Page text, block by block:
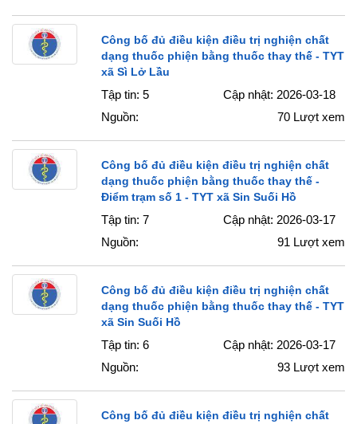
Công bố đủ điều kiện điều trị nghiện chất
dạng thuốc phiện bằng thuốc thay thế - TYT
xã Sì Lở Lầu
Tập tin: 5
Cập nhật: 2026-03-18
Nguồn:
70 Lượt xem
Công bố đủ điều kiện điều trị nghiện chất
dạng thuốc phiện bằng thuốc thay thế -
Điểm trạm số 1 - TYT xã Sin Suối Hồ
Tập tin: 7
Cập nhật: 2026-03-17
Nguồn:
91 Lượt xem
Công bố đủ điều kiện điều trị nghiện chất
dạng thuốc phiện bằng thuốc thay thế - TYT
xã Sin Suối Hồ
Tập tin: 6
Cập nhật: 2026-03-17
Nguồn:
93 Lượt xem
Công bố đủ điều kiện điều trị nghiện chất